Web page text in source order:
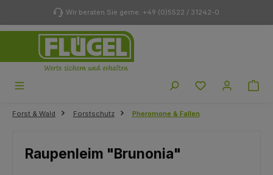
Zum Hauptinhalt springenWir beraten Sie gerne: +49 (0)5522 / 31242-0
Du hast 0
Forst & Wald Forstschutz Pheromone & Fallen
Raupenleim "Brunonia"